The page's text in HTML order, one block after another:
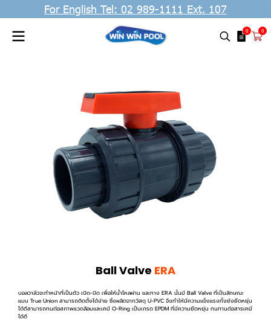
For English Tel: 02 989-1111 Ext. 107
0 0
Ball Valve ERA
บอลวาล์วจะทำหน้าที่เป็นตัว เปิด-ปิด เพื่อให้น้ำไหลผ่าน และทาง ERA นั้นมี Ball Valve ที่เป็นลักษณะ
แบบ True Union สามารถติดตั้งได้ง่าย ซึ่งผลิตจากวัสดุ U-PVC จึงทำให้มีความแข็งแรงทั้งยังยืดหยุ่น
ได้ดีสามารถทนต่อสภาพแวดล้อมและเคมี O-Ring เป็นเกรด EPDM ที่มีความยืดหยุ่น ทนทานต่อสารเคมี
ได้ดี